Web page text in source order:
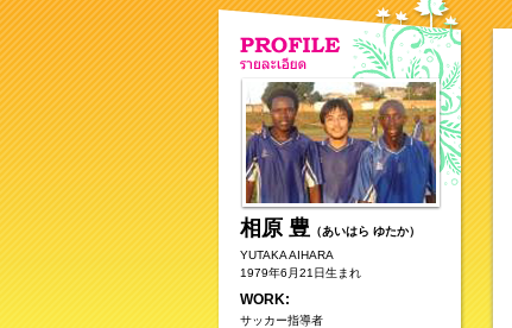
相原 豊 （あいはら ゆたか）
YUTAKA AIHARA
1979年6月21日生まれ
WORK:
サッカー指導者